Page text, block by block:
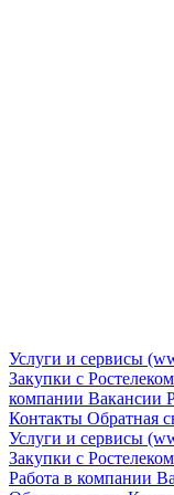
Услуги и сервисы
Закупки с
компании Вакансии
Контакты Обратная
Услуги и сервисы
Закупки с
Работа в компании